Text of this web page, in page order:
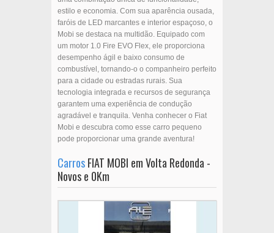
estilo e economia. Com sua aparência ousada,
faróis de LED marcantes e interior espaçoso, o
Mobi se destaca na multidão. Equipado com
um motor 1.0 Fire EVO Flex, ele proporciona
desempenho ágil e baixo consumo de
combustível, tornando-o o companheiro perfeito
para a cidade ou estradas rurais. Sua
tecnologia integrada e recursos de segurança
garantem uma experiência de condução
agradável e tranquila. Venha conhecer o Fiat
Mobi e descubra como esse carro pequeno
pode proporcionar uma grande aventura!
CarrosFIAT MOBI em Volta Redonda -
Novos e 0Km